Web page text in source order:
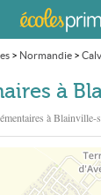
> Normandie>
à
àBlainville-